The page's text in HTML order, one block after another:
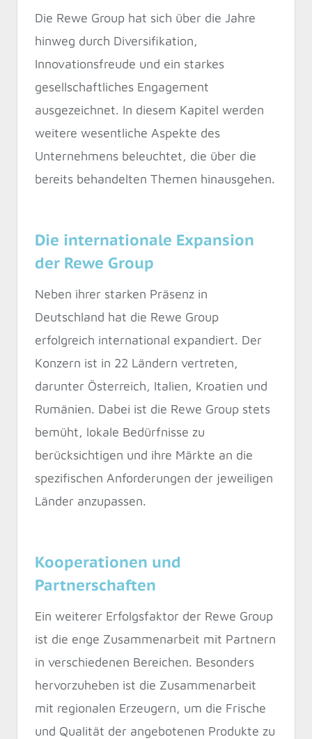
Die Rewe Group hat sich über die Jahre
hinweg durch Diversifikation,
Innovationsfreude und ein starkes
gesellschaftliches Engagement
ausgezeichnet. In diesem Kapitel werden
weitere wesentliche Aspekte des
Unternehmens beleuchtet, die über die
bereits behandelten Themen hinausgehen.
Die internationale Expansion
der Rewe Group
Neben ihrer starken Präsenz in
Deutschland hat die Rewe Group
erfolgreich international expandiert. Der
Konzern ist in 22 Ländern vertreten,
darunter Österreich, Italien, Kroatien und
Rumänien. Dabei ist die Rewe Group stets
bemüht, lokale Bedürfnisse zu
berücksichtigen und ihre Märkte an die
spezifischen Anforderungen der jeweiligen
Länder anzupassen.
Kooperationen und
Partnerschaften
Ein weiterer Erfolgsfaktor der Rewe Group
ist die enge Zusammenarbeit mit Partnern
in verschiedenen Bereichen. Besonders
hervorzuheben ist die Zusammenarbeit
mit regionalen Erzeugern, um die Frische
und Qualität der angebotenen Produkte zu